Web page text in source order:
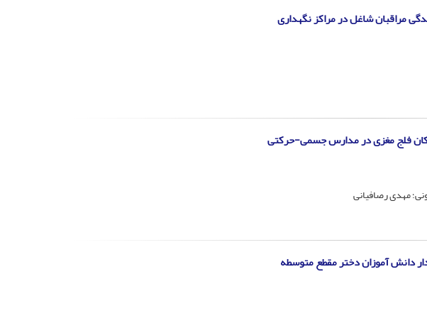
مراقبان شاغل در مراکز نگهداری
فلج مغزی در مدارس جسمی-حرکتی
مهدی رصافیانی
دانش آموزان دختر مقطع متوسطه